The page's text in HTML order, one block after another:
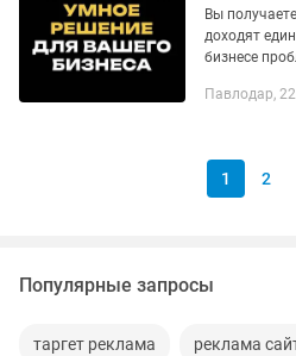
Вы
доходят единицы? В B2B и
бизнесе
заявкой и оплатой.
Павлодар,
1 2
Популярные запросы
таргет реклама реклама